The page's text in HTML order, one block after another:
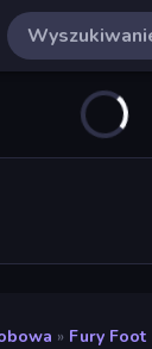
» Fury Foot